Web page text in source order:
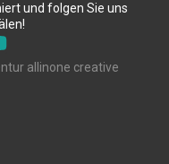
und folgen Sie uns
allinone creative